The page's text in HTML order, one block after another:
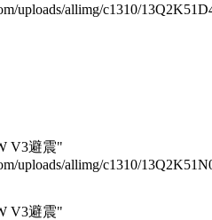
uploads/allimg/c1310/
V3避震"
uploads/allimg/c1310/
V3避震"